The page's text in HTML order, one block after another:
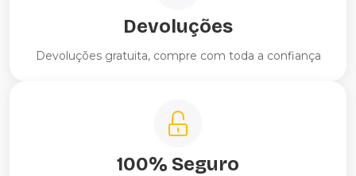
Devoluções
Devoluções gratuita, compre com toda a confiança
100% Seguro